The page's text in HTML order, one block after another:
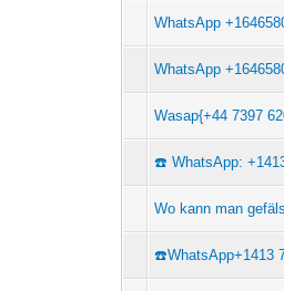
WhatsApp
WhatsApp
Wasap{+44 7397
☎️ WhatsApp:
Wo kann man
☎️WhatsApp+1413